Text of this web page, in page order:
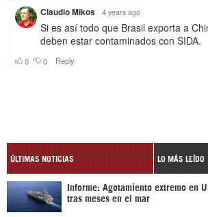
ÚLTIMAS NOTICIAS LO MÁS LEÍDO
Informe: Agotamiento extremo en
tras meses en el mar